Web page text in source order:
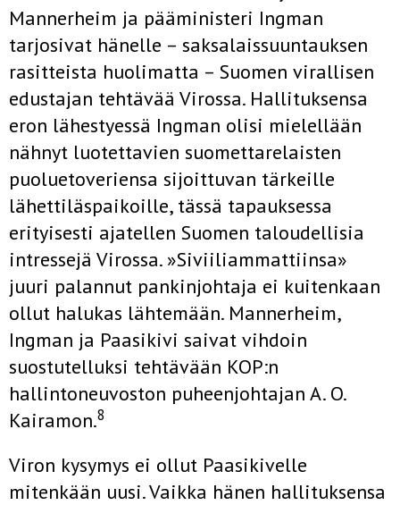
Mannerheim ja pääministeri Ingman
tarjosivat hänelle – saksalaissuuntauksen
rasitteista huolimatta – Suomen virallisen
edustajan tehtävää Virossa. Hallituksensa
eron lähestyessä Ingman olisi mielellään
nähnyt luotettavien suomettarelaisten
puoluetoveriensa sijoittuvan tärkeille
lähettiläspaikoille, tässä tapauksessa
erityisesti ajatellen Suomen taloudellisia
intressejä Virossa. »Siviiliammattiinsa»
juuri palannut pankinjohtaja ei kuitenkaan
ollut halukas lähtemään. Mannerheim,
Ingman ja Paasikivi saivat vihdoin
suostutelluksi tehtävään KOP:n
hallintoneuvoston puheenjohtajan A. O.
Kairamon.8
Viron kysymys ei ollut Paasikivelle
mitenkään uusi. Vaikka hänen hallituksensa